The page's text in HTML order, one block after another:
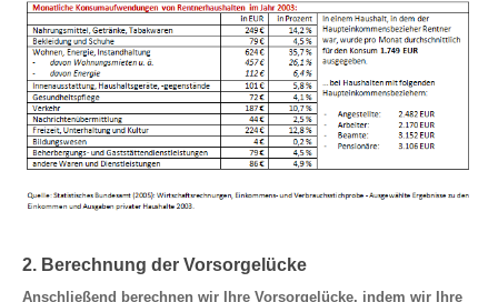
2. Berechnung der Vorsorgelücke
Anschließend berechnen wir Ihre Vorsorgelücke, indem wir Ihre